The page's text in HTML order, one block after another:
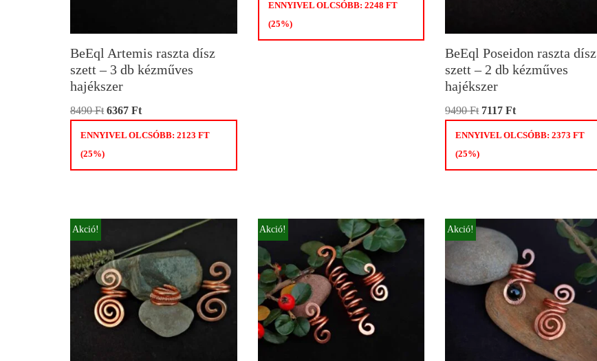
BeEql Artemis raszta dísz
szett – 3 db kézműves
hajékszer
8490Ft 6367 Ft
ENNYIVEL OLCSÓBB: 2123 FT
(25%)
ENNYIVEL OLCSÓBB: 2248 FT
(25%)
BeEql Poseidon raszta dísz
szett – 2 db kézműves
hajékszer
9490Ft 7117Ft
ENNYIVEL OLCSÓBB:2373FT
(25%)
Akció! Akció! Akció!